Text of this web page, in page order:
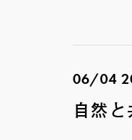
06/04
自然